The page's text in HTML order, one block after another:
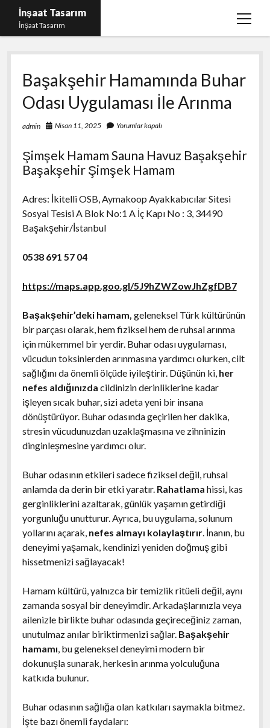
İnşaat Tasarım
İnşaat Tasarım
menüyü
Instagram Gizli Hesap Bakma
Instagram Türk Takipçi Yükleme Ücretsiz
Liste
Sayfa Listesi
Başakşehir Hamamında Buhar
Odası Uygulaması İle Arınma
admin Nisan 11, 2025 Yorumlar kapalı
Şimşek Hamam Sauna Havuz Başakşehir
Başakşehir Şimşek Hamam
Adres: İkitelli OSB, Aymakoop Ayakkabıcılar Sitesi
Sosyal Tesisi A Blok No:1 A İç Kapı No : 3, 34490
Başakşehir/İstanbul
0538 691 57 04
https://maps.app.goo.gl/5J9hZWZowJhZgfDB7
Başakşehir’deki hamam, geleneksel Türk kültürünün
bir parçası olarak, hem fiziksel hem de ruhsal arınma
için mükemmel bir yerdir. Buhar odası uygulaması,
vücudun toksinlerden arınmasına yardımcı olurken, cilt
sağlığını da önemli ölçüde iyileştirir. Düşünün ki, her
nefes aldığınızda cildinizin derinliklerine kadar
işleyen sıcak buhar, sizi adeta yeni bir insana
dönüştürüyor. Buhar odasında geçirilen her dakika,
stresin vücudunuzdan uzaklaşmasına ve zihninizin
dinginleşmesine yardımcı olur.
Buhar odasının etkileri sadece fiziksel değil, ruhsal
anlamda da derin bir etki yaratır. Rahatlama hissi, kas
gerginliklerini azaltarak, günlük yaşamın getirdiği
yorgunluğu unutturur. Ayrıca, bu uygulama, solunum
yollarını açarak, nefes almayı kolaylaştırır. İnanın, bu
deneyimi yaşamak, kendinizi yeniden doğmuş gibi
hissetmenizi sağlayacak!
Hamam kültürü, yalnızca bir temizlik ritüeli değil, aynı
zamanda sosyal bir deneyimdir. Arkadaşlarınızla veya
ailenizle birlikte buhar odasında geçireceğiniz zaman,
unutulmaz anılar biriktirmenizi sağlar. Başakşehir
hamamı, bu geleneksel deneyimi modern bir
dokunuşla sunarak, herkesin arınma yolculuğuna
katkıda bulunur.
Buhar odasının sağlığa olan katkıları saymakla bitmez.
İşte bazı önemli faydaları: